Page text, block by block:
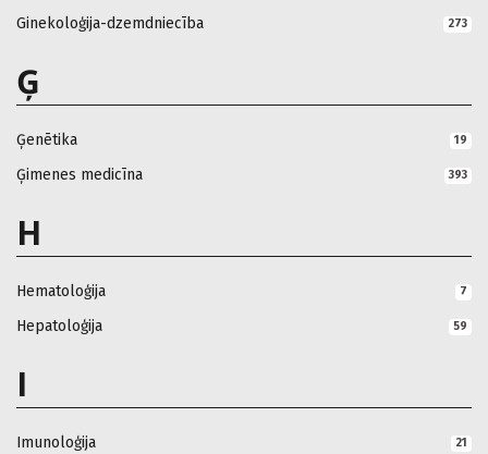
Ginekoloģija-dzemdniecība 273
Ģ
Ģenētika 19
Ģimenes medicīna 393
H
Hematoloģija 7
Hepatoloģija 59
I
Imunoloģija 21